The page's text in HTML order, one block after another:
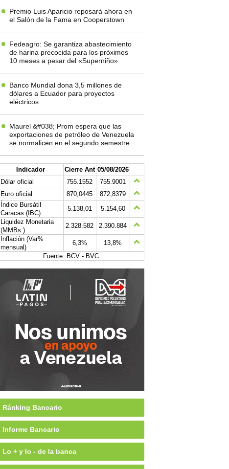
Premio Luis Aparicio reposará ahora en
el Salón de la Fama en Cooperstown
Fedeagro: Se garantiza abastecimiento
de harina precocida para los próximos
10 meses a pesar del «Superniño»
Banco Mundial dona 3,5 millones de
dólares a Ecuador para proyectos
eléctricos
Maurel &#038; Prom espera que las
exportaciones de petróleo de Venezuela
se normalicen en el segundo semestre
Indicador Cierre Ant 05/08/2026
Dólar oficial
755.1552
755.9001
Euro oficial
870,0445
872,8379
Índice Bursátil
Caracas (IBC)
5.138,01
5.154,60
Liquidez Monetaria
(MMBs.)
2.328.582
2.390.884
Inflación (Var%
mensual)
6,3%
13,8%
Fuente: BCV - BVC
Ránking Bancario
Informe Bancario
Lo + y lo - de la banca